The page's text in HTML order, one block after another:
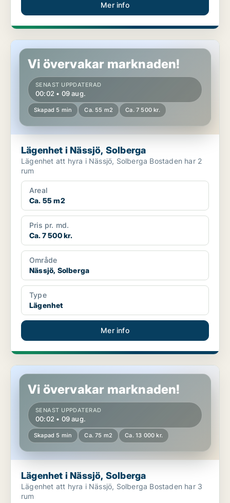
Mer info
Lägenhet i Nässjö, Solberga
Vi övervakar marknaden!
SENAST UPPDATERAD
00:02 • 09 aug.
Skapad 5 min Ca. 55 m2 Ca. 7 500 kr.
Lägenhet i Nässjö, Solberga
Lägenhet att hyra i Nässjö, Solberga Bostaden har 2
rum
Areal
Ca. 55 m2
Pris pr. md.
Ca. 7 500 kr.
Område
Nässjö, Solberga
Type
Lägenhet
Mer info
Lägenhet i Nässjö, Solberga
Vi övervakar marknaden!
SENAST UPPDATERAD
00:02 • 09 aug.
Skapad 5 min Ca. 75 m2 Ca. 13 000 kr.
Lägenhet i Nässjö, Solberga
Lägenhet att hyra i Nässjö, Solberga Bostaden har 3
rum